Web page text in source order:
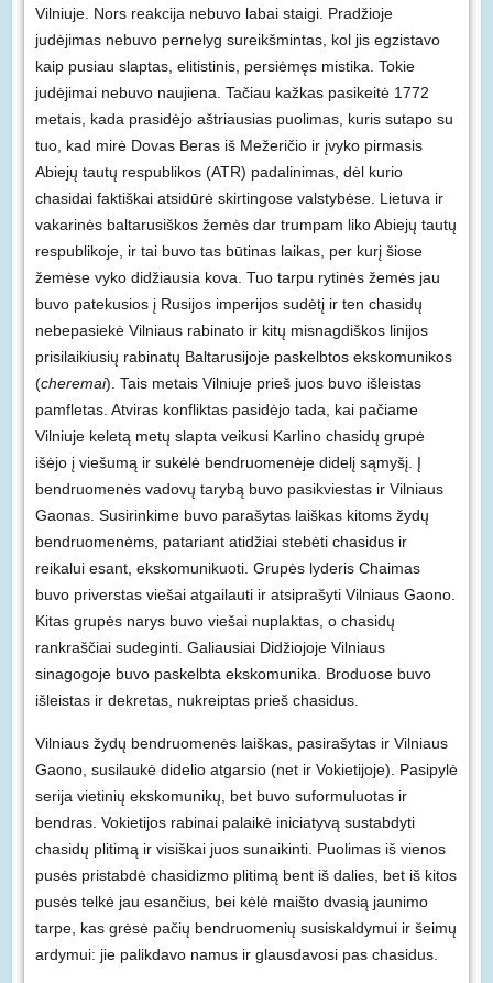
Vilniuje. Nors reakcija nebuvo labai staigi. Pradžioje
judėjimas nebuvo pernelyg sureikšmintas, kol jis egzistavo
kaip pusiau slaptas, elitistinis, persiėmęs mistika. Tokie
judėjimai nebuvo naujiena. Tačiau kažkas pasikeitė 1772
metais, kada prasidėjo aštriausias puolimas, kuris sutapo su
tuo, kad mirė Dovas Beras iš Mežeričio ir įvyko pirmasis
Abiejų tautų respublikos (ATR) padalinimas, dėl kurio
chasidai faktiškai atsidūrė skirtingose valstybėse. Lietuva ir
vakarinės baltarusiškos žemės dar trumpam liko Abiejų tautų
respublikoje, ir tai buvo tas būtinas laikas, per kurį šiose
žemėse vyko didžiausia kova. Tuo tarpu rytinės žemės jau
buvo patekusios į Rusijos imperijos sudėtį ir ten chasidų
nebepasiekė Vilniaus rabinato ir kitų misnagdiškos linijos
prisilaikiusių rabinatų Baltarusijoje paskelbtos ekskomunikos
(cheremai). Tais metais Vilniuje prieš juos buvo išleistas
pamfletas. Atviras konfliktas pasidėjo tada, kai pačiame
Vilniuje keletą metų slapta veikusi Karlino chasidų grupė
išėjo į viešumą ir sukėlė bendruomenėje didelį sąmyšį. Į
bendruomenės vadovų tarybą buvo pasikviestas ir Vilniaus
Gaonas. Susirinkime buvo parašytas laiškas kitoms žydų
bendruomenėms, patariant atidžiai stebėti chasidus ir
reikalui esant, ekskomunikuoti. Grupės lyderis Chaimas
buvo priverstas viešai atgailauti ir atsiprašyti Vilniaus Gaono.
Kitas grupės narys buvo viešai nuplaktas, o chasidų
rankraščiai sudeginti. Galiausiai Didžiojoje Vilniaus
sinagogoje buvo paskelbta ekskomunika. Broduose buvo
išleistas ir dekretas, nukreiptas prieš chasidus.
Vilniaus žydų bendruomenės laiškas, pasirašytas ir Vilniaus
Gaono, susilaukė didelio atgarsio (net ir Vokietijoje). Pasipylė
serija vietinių ekskomunikų, bet buvo suformuluotas ir
bendras. Vokietijos rabinai palaikė iniciatyvą sustabdyti
chasidų plitimą ir visiškai juos sunaikinti. Puolimas iš vienos
pusės pristabdė chasidizmo plitimą bent iš dalies, bet iš kitos
pusės telkė jau esančius, bei kėlė maišto dvasią jaunimo
tarpe, kas grėsė pačių bendruomenių susiskaldymui ir šeimų
ardymui: jie palikdavo namus ir glausdavosi pas chasidus.